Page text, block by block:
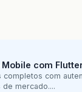
com
com
mercado....